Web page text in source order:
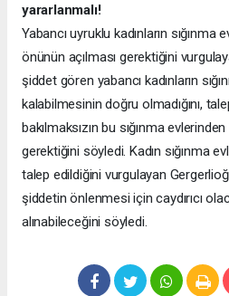
yararlanmalı!
Yabancı uyruklu kadınların
önünün açılması gerektiğini
şiddet gören yabancı kadınların
kalabilmesinin doğru olmadığını,
bakılmaksızın bu sığınma
gerektiğini söyledi. Kadın sığınma
talep edildiğini vurgulayan
şiddetin önlenmesi için caydırıcı
alınabileceğini söyledi.